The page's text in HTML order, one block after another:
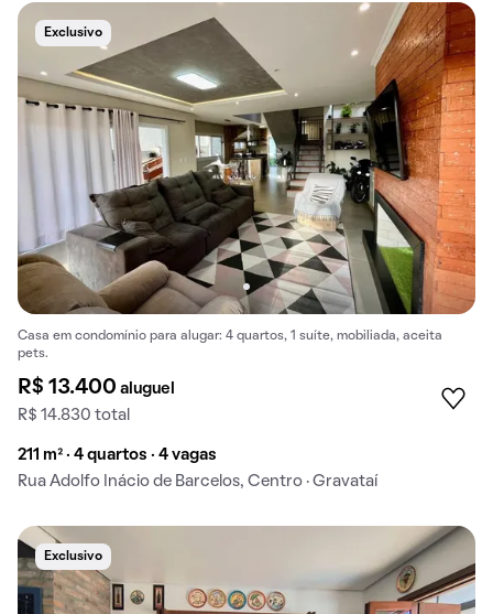
Exclusivo
Casa em condomínio para alugar: 4 quartos, 1 suíte, mobiliada, aceita
pets.
R$ 13.400aluguel
R$ 14.830 total
211 m² · 4 quartos · 4 vagas
Rua Adolfo Inácio de Barcelos, Centro · Gravataí
Exclusivo